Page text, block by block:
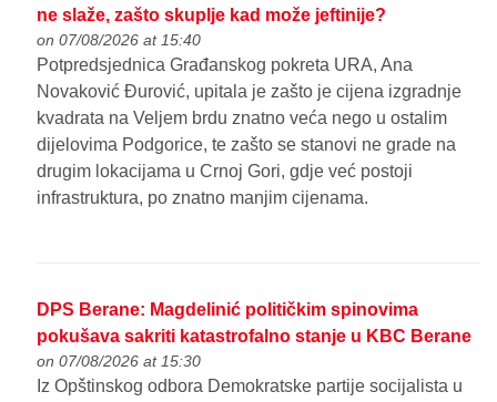
ne slaže, zašto skuplje kad može jeftinije?
on 07/08/2026 at 15:40
Potpredsjednica Građanskog pokreta URA, Ana
Novaković Đurović, upitala je zašto je cijena izgradnje
kvadrata na Veljem brdu znatno veća nego u ostalim
dijelovima Podgorice, te zašto se stanovi ne grade na
drugim lokacijama u Crnoj Gori, gdje već postoji
infrastruktura, po znatno manjim cijenama.
DPS Berane: Magdelinić političkim spinovima
pokušava sakriti katastrofalno stanje u KBC Berane
on 07/08/2026 at 15:30
Iz Opštinskog odbora Demokratske partije socijalista u